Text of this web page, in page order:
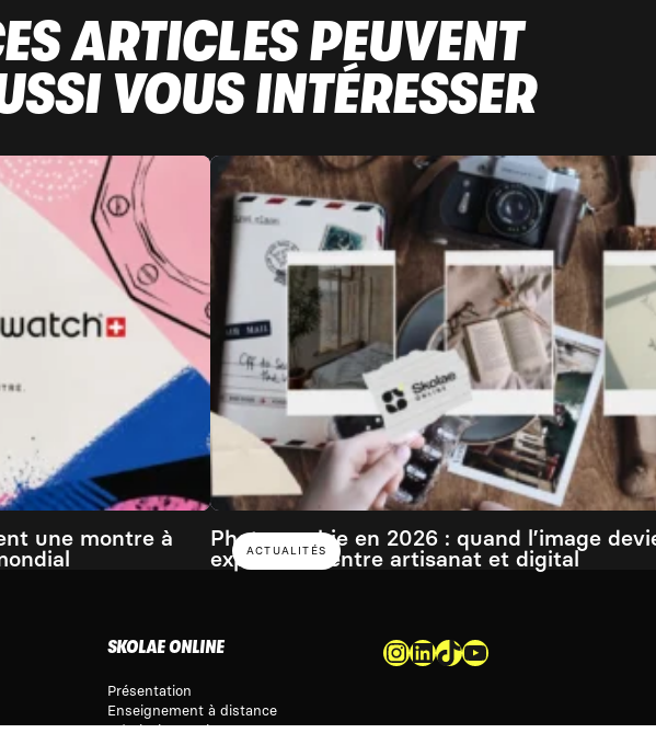
ARTICLES PEUVENT
VOUS INTÉRESSER
une montre à ACTUALITÉS
Photographie en 2026 : quand l’image
expérience entre artisanat et digital
SKOLAE ONLINE
Présentation
Enseignement à distance
Admission & Financement
InstagramLinkedIn TikTok YouTube